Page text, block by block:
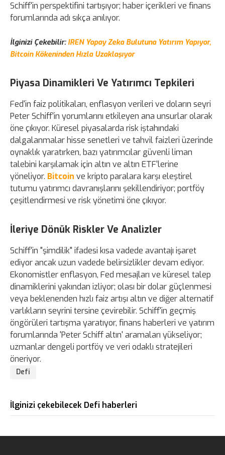
Schiff'in perspektifini tartışıyor; haber içerikleri ve finans
forumlarında adı sıkça anılıyor.
İlginizi Çekebilir:IREN Yapay Zeka Bulutuna Yatırım Yapıyor,
Bitcoin Kökeninden Hızla Uzaklaşıyor
Piyasa Dinamikleri Ve Yatırımcı Tepkileri
Fed'in faiz politikaları, enflasyon verileri ve doların seyri
Peter Schiff'in yorumlarını etkileyen ana unsurlar olarak
öne çıkıyor. Küresel piyasalarda risk iştahındaki
dalgalanmalar hisse senetleri ve tahvil faizleri üzerinde
oynaklık yaratırken, bazı yatırımcılar güvenli liman
talebini karşılamak için altın ve altın ETF'lerine
yöneliyor. Bitcoin ve kripto paralara karşı eleştirel
tutumu yatırımcı davranışlarını şekillendiriyor; portföy
çeşitlendirmesi ve risk yönetimi öne çıkıyor.
İleriye Dönük Riskler Ve Analizler
Schiff'in "şimdilik" ifadesi kısa vadede avantajı işaret
ediyor ancak uzun vadede belirsizlikler devam ediyor.
Ekonomistler enflasyon, Fed mesajları ve küresel talep
dinamiklerini yakından izliyor; olası bir dolar güçlenmesi
veya beklenenden hızlı faiz artışı altın ve diğer alternatif
varlıkların seyrini tersine çevirebilir. Schiff'in geçmiş
öngörüleri tartışma yaratıyor, finans haberleri ve yatırım
forumlarında 'Peter Schiff altın' aramaları yükseliyor;
uzmanlar dengeli portföy ve veri odaklı stratejileri
öneriyor.
Defi
İlginizi çekebilecek Defi haberleri